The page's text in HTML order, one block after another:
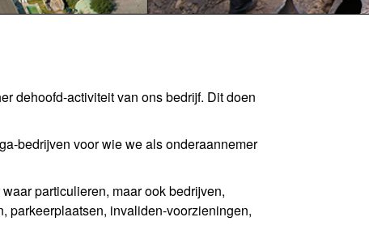
dehoofd-activiteit van ons bedrijf. Dit doen
bedrijven voor wie we als onderaannemer
particulieren, maar ook bedrijven,
parkeerplaatsen, invaliden-voorzieningen,